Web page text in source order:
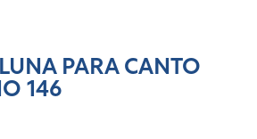
PARA CANTO
146